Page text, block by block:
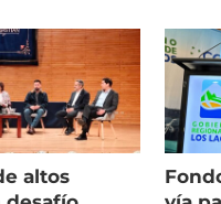
altos